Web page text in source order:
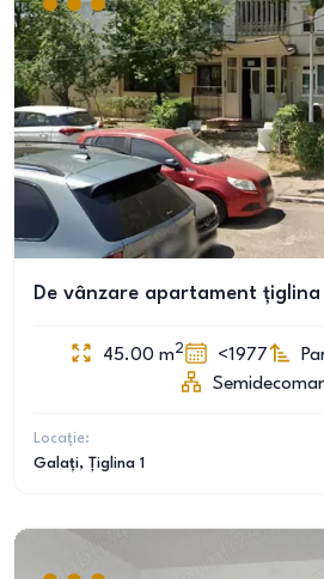
De vânzare apartament
45.00 m2 <1977
Locație:
Galați, Țiglina 1